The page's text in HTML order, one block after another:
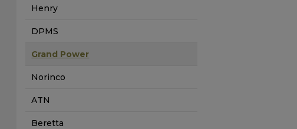
Henry
DPMS
Grand Power
Norinco
ATN
Beretta